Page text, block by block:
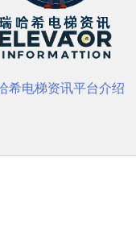
菱王电梯有限公司